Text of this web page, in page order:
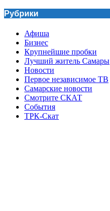
Рубрики
Афиша
Бизнес
Крупнейшие пробки
Лучший житель Самары
Новости
Первое независимое ТВ
Самарские новости
Смотрите СКАТ
События
ТРК-Скат